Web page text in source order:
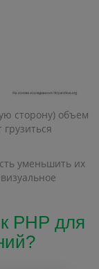
сторону) объем
уменьшить их
PHP для